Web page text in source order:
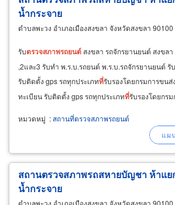
น้ำกระจาย
ตำบลพะวง อำเภอเมืองสงขลา จังหวัดสงขลา 90100
รับตรวจสภาพรถยนต์ สงขลา รถจักรยานยนต์ สงขล
,2และ3 รับทำ พ.ร.บ.รถยนต์ พ.ร.บ.รถจักรยานยนต์
รับติดตั้ง gps รถทุกประเภทที่รับรองโดยกรมการขน
ทะเบียน รับติดตั้ง gps รถทุกประเภทที่รับรองโดยกร
หมวดหมู่ :สถานที่ตรวจสภาพรถยนต์
สถานตรวจสภาพรถสหายบัญชา ห้าแย
น้ำกระจาย
ตำบลพะวง อำเภอเมืองสงขลา จังหวัดสงขลา 90100